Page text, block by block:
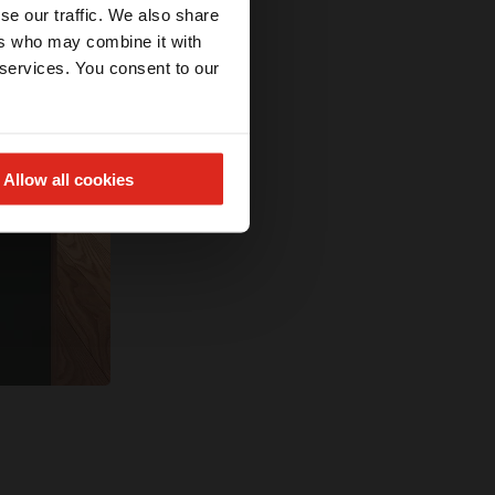
our traffic. We also share
who may combine it with
You consent to our
Allow all cookies